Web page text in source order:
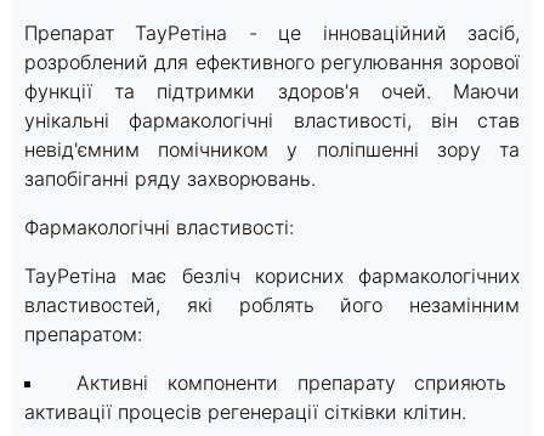
Препарат ТауРетіна - це інноваційний засіб,
розроблений для ефективного регулювання зорової
функції та підтримки здоров'я очей. Маючи
унікальні фармакологічні властивості, він став
невід'ємним помічником у поліпшенні зору та
запобіганні ряду захворювань.
Фармакологічні властивості:
ТауРетіна має безліч корисних фармакологічних
властивостей, які роблять його незамінним
препаратом:
Активні компоненти препарату сприяють
активації процесів регенерації сітківки клітин.